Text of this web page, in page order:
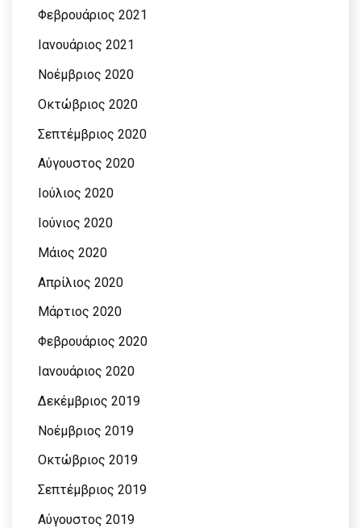
Φεβρουάριος 2021
Ιανουάριος 2021
Νοέμβριος 2020
Οκτώβριος 2020
Σεπτέμβριος 2020
Αύγουστος 2020
Ιούλιος 2020
Ιούνιος 2020
Μάιος 2020
Απρίλιος 2020
Μάρτιος 2020
Φεβρουάριος 2020
Ιανουάριος 2020
Δεκέμβριος 2019
Νοέμβριος 2019
Οκτώβριος 2019
Σεπτέμβριος 2019
Αύγουστος 2019